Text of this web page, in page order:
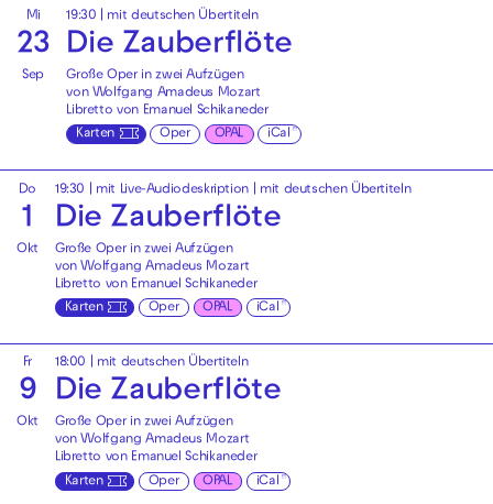
Mi
23
Sep
19:30 mit deutschen Übertiteln
Die Zauberflöte
Große Oper in zwei Aufzügen
von Wolfgang Amadeus Mozart
Libretto von Emanuel Schikaneder
Karten
Oper OPAL iCal
Do
1
Okt
19:30 mit Live-Audiodeskription mit deutschen Übertiteln
Die Zauberflöte
Große Oper in zwei Aufzügen
von Wolfgang Amadeus Mozart
Libretto von Emanuel Schikaneder
Karten
Oper OPAL iCal
Fr
9
Okt
18:00 mit deutschen Übertiteln
Die Zauberflöte
Große Oper in zwei Aufzügen
von Wolfgang Amadeus Mozart
Libretto von Emanuel Schikaneder
Karten
Oper OPAL iCal